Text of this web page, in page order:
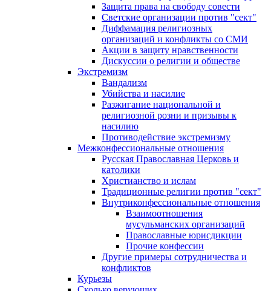
Защита права на свободу совести
Светские организации против "сект"
Диффамация религиозных
организаций и конфликты со СМИ
Акции в защиту нравственности
Дискуссии о религии и обществе
Экстремизм
Вандализм
Убийства и насилие
Разжигание национальной и
религиозной розни и призывы к
насилию
Противодействие экстремизму
Межконфессиональные отношения
Русская Православная Церковь и
католики
Христианство и ислам
Традиционные религии против "сект"
Внутриконфессиональные отношения
Взаимоотношения
мусульманских организаций
Православные юрисдикции
Прочие конфессии
Другие примеры сотрудничества и
конфликтов
Курьезы